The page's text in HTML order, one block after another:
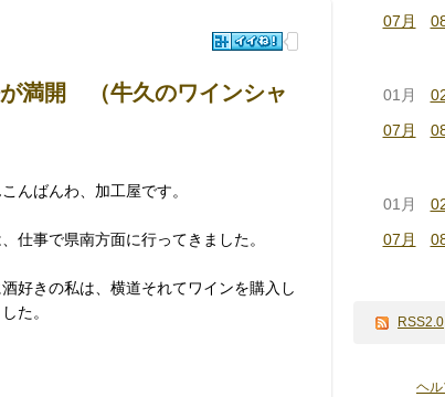
満開 （牛久のワインシャ
んばんわ、加工屋です。
仕事で県南方面に行ってきました。
好きの私は、横道それてワインを購入し
た。
07月
01月
07月
01月
07月
RSS2.0
ヘ